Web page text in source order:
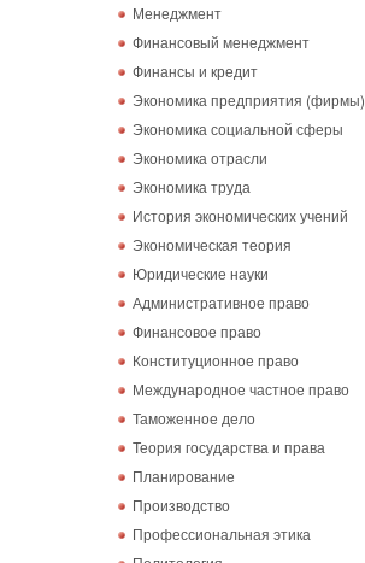
Менеджмент
Финансовый менеджмент
Финансы и кредит
Экономика предприятия (фирмы)
Экономика социальной сферы
Экономика отрасли
Экономика труда
История экономических учений
Экономическая теория
Юридические науки
Административное право
Финансовое право
Конституционное право
Международное частное право
Таможенное дело
Теория государства и права
Планирование
Производство
Профессиональная этика